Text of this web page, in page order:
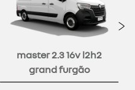
master 2.3 16v l2h2
grand furgão